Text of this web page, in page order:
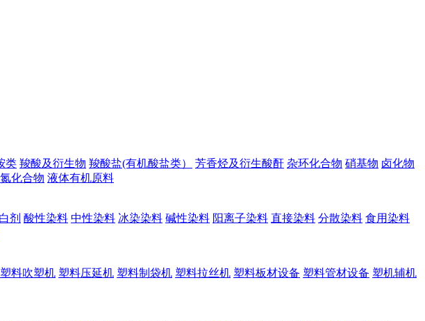
类 羧酸及衍生物 羧酸盐(有机酸盐类） 芳香烃及衍生酸酐 杂环化合物 硝基物 卤化物
化合物 液体有机原料
剂 酸性染料 中性染料 冰染染料 碱性染料 阳离子染料 直接染料 分散染料 食用染料
塑料吹塑机 塑料压延机 塑料制袋机 塑料拉丝机 塑料板材设备 塑料管材设备 塑机辅机